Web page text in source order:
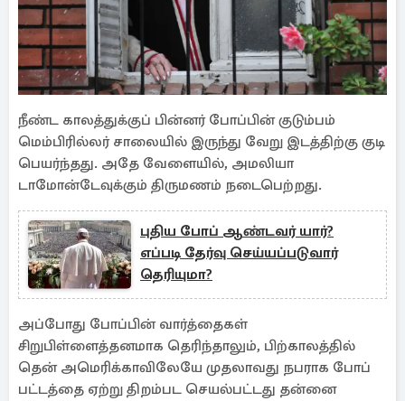
நீண்ட காலத்துக்குப் பின்னர் போப்பின் குடும்பம்
மெம்பிரில்லர் சாலையில் இருந்து வேறு இடத்திற்கு குடி
பெயர்ந்தது. அதே வேளையில், அமலியா
டாமோன்டேவுக்கும் திருமணம் நடைபெற்றது.
புதிய போப் ஆண்டவர் யார்?
எப்படி தேர்வு செய்யப்படுவார்
தெரியுமா?
அப்போது போப்பின் வார்த்தைகள்
சிறுபிள்ளைத்தனமாக தெரிந்தாலும், பிற்காலத்தில்
தென் அமெரிக்காவிலேயே முதலாவது நபராக போப்
பட்டத்தை ஏற்று திறம்பட செயல்பட்டது தன்னை